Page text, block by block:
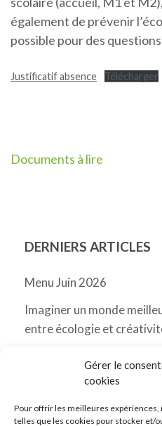
Gérer le
cookies
Pour offrir les meilleures expériences,
telles que les cookies pour stocker et/
également de prévenir
possible pour des
Justificatif absence Télécharger
Navigation
Documents à lire
DERNIERS ARTICLES
Menu Juin 2026
Imaginer un monde
entre écologie et
Classes de découverte
Menu Avril 2026